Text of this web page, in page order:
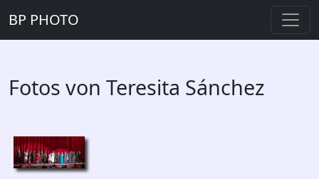
BP PHOTO
Fotos von Teresita Sánchez